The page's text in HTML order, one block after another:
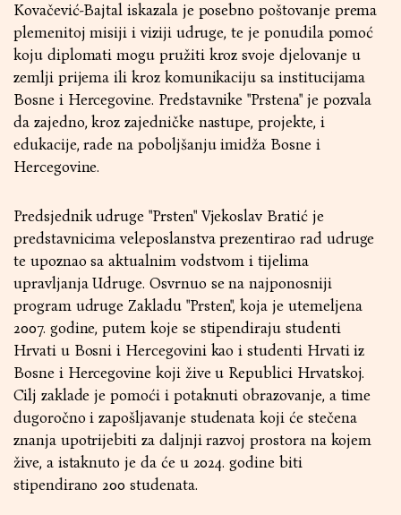
Kovačević-Bajtal iskazala je posebno poštovanje prema
plemenitoj misiji i viziji udruge, te je ponudila pomoć
koju diplomati mogu pružiti kroz svoje djelovanje u
zemlji prijema ili kroz komunikaciju sa institucijama
Bosne i Hercegovine. Predstavnike "Prstena" je pozvala
da zajedno, kroz zajedničke nastupe, projekte, i
edukacije, rade na poboljšanju imidža Bosne i
Hercegovine.
Predsjednik udruge "Prsten" Vjekoslav Bratić je
predstavnicima veleposlanstva prezentirao rad udruge
te upoznao sa aktualnim vodstvom i tijelima
upravljanja Udruge. Osvrnuo se na najponosniji
program udruge Zakladu "Prsten", koja je utemeljena
2007. godine, putem koje se stipendiraju studenti
Hrvati u Bosni i Hercegovini kao i studenti Hrvati iz
Bosne i Hercegovine koji žive u Republici Hrvatskoj.
Cilj zaklade je pomoći i potaknuti obrazovanje, a time
dugoročno i zapošljavanje studenata koji će stečena
znanja upotrijebiti za daljnji razvoj prostora na kojem
žive, a istaknuto je da će u 2024. godine biti
stipendirano 200 studenata.